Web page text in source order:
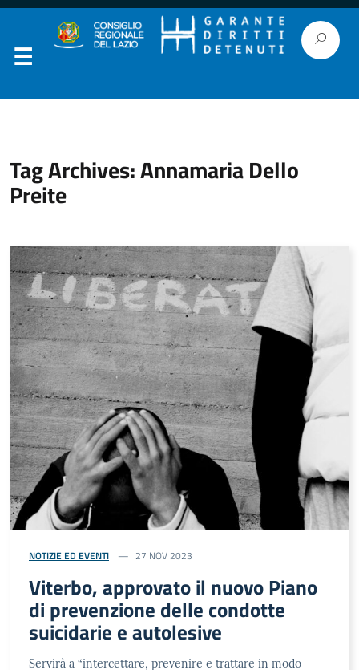
Tag Archives: Annamaria Dello
Preite
NOTIZIE ED EVENTI 27 NOV 2023
Viterbo, approvato il nuovo Piano
di prevenzione delle condotte
suicidarie e autolesive
Servirà a “intercettare, prevenire e trattare in modo